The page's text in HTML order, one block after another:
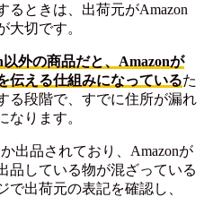
るときは、出荷元がAmazon
大切です。
外の商品だと、Amazonが
伝える仕組みになっているた
る段階で、すでに住所が漏れ
なります。
出品されており、Amazonが
品している物が混ざっている
出荷元の表記を確認し、